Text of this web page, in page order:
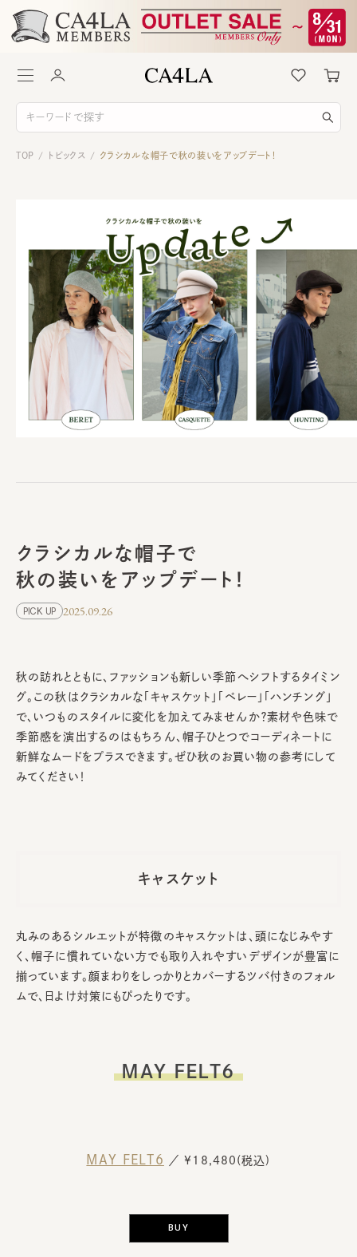
TOP / トピックス / クラシカルな帽子で秋の装いをアップデート！
クラシカルな帽子で
秋の装いをアップデート！
PICK UP 2025.09.26
秋の訪れとともに、ファッションも新しい季節へシフトするタイミン
グ。この秋はクラシカルな「キャスケット」「ベレー」「ハンチング」
で、いつものスタイルに変化を加えてみませんか？素材や色味で
季節感を演出するのはもちろん、帽子ひとつでコーディネートに
新鮮なムードをプラスできます。ぜひ秋のお買い物の参考にして
みてください！
キャスケット
丸みのあるシルエットが特徴のキャスケットは、頭になじみやす
く、帽子に慣れていない方でも取り入れやすいデザインが豊富に
揃っています。顔まわりをしっかりとカバーするツバ付きのフォル
ムで、日よけ対策にもぴったりです。
MAY FELT6
MAY FELT6 ／ ¥18,480(税込)
BUY